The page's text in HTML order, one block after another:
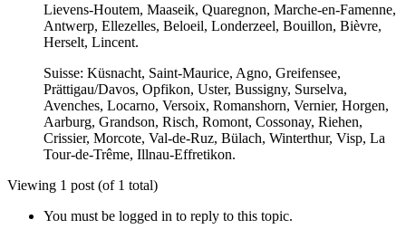
Lievens-Houtem, Maaseik, Quaregnon, Marche-en-Famenne,
Antwerp, Ellezelles, Beloeil, Londerzeel, Bouillon, Bièvre,
Herselt, Lincent.
Suisse: Küsnacht, Saint-Maurice, Agno, Greifensee,
Prättigau/Davos, Opfikon, Uster, Bussigny, Surselva,
Avenches, Locarno, Versoix, Romanshorn, Vernier, Horgen,
Aarburg, Grandson, Risch, Romont, Cossonay, Riehen,
Crissier, Morcote, Val-de-Ruz, Bülach, Winterthur, Visp, La
Tour-de-Trême, Illnau-Effretikon.
Viewing 1 post (of 1 total)
You must be logged in to reply to this topic.